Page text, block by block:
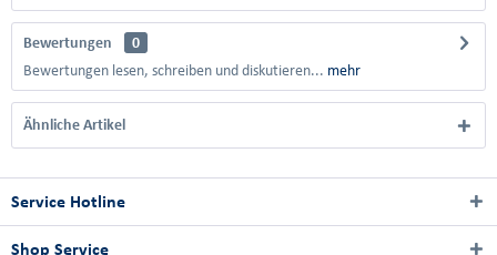
Bewertungen
0
Bewertungen lesen, schreiben und diskutieren... mehr
Ähnliche Artikel
Service Hotline
Shop Service